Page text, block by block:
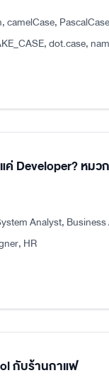
dot.case,
ค่ Developer? หมว
Analyst,
HR
กับร้านกาแฟ